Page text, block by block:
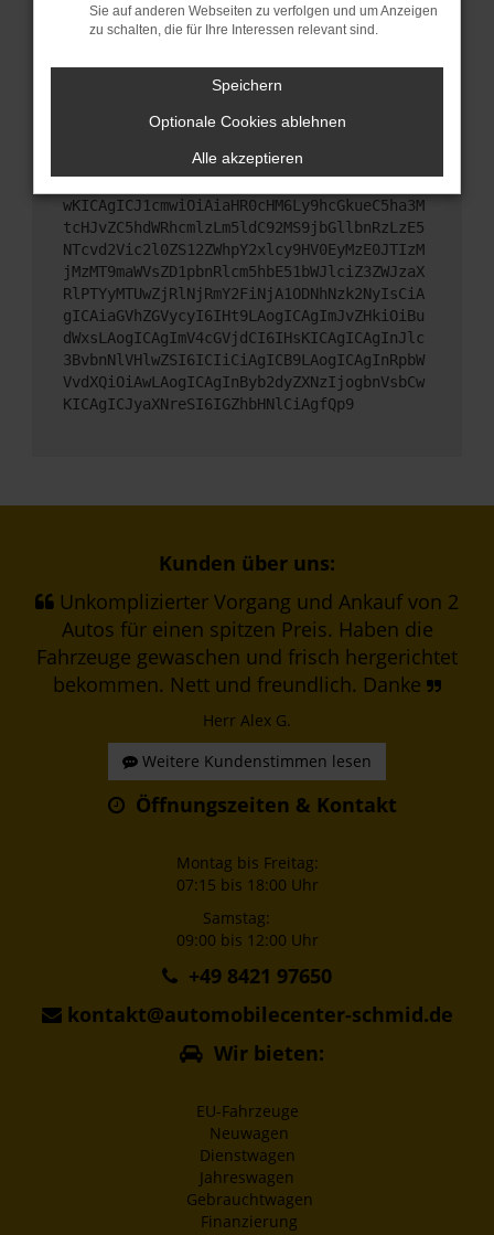
Wenn du alle oben genannten Schritte versucht
hast, kontaktiere uns bitte. Wir werden versuchen,
das Problem zu beheben. Du kannst uns diesen
Text schicken, um uns bei der Fehlersuche zu
unterstützen:
ewogICJuYW1lIjogIk5ldHdvcmtFcnJvciIsCiAgI
mNvbmZpZyI6IHsKICAgICJtZXRob2QiOiAiR0VUIi
wKICAgICJ1cmwiOiAiaHR0cHM6Ly9hcGkueC5ha3M
tcHJvZC5hdWRhcmlzLm5ldC92MS9jbGllbnRzLzE5
NTcvd2Vic2l0ZS12ZWhpY2xlcy9HV0EyMzE0JTIzM
jMzMT9maWVsZD1pbnRlcm5hbE51bWJlciZ3ZWJzaX
RlPTYyMTUwZjRlNjRmY2FiNjA1ODNhNzk2NyIsCiA
gICAiaGVhZGVycyI6IHt9LAogICAgImJvZHkiOiBu
dWxsLAogICAgImV4cGVjdCI6IHsKICAgICAgInJlc
3BvbnNlVHlwZSI6ICIiCiAgICB9LAogICAgInRpbW
VvdXQiOiAwLAogICAgInByb2dyZXNzIjogbnVsbCw
KICAgICJyaXNreSI6IGZhbHNlCiAgfQp9
Kunden über uns:
Unkomplizierter Vorgang und Ankauf von 2
Autos für einen spitzen Preis. Haben die
Fahrzeuge gewaschen und frisch hergerichtet
bekommen. Nett und freundlich. Danke
Herr Alex G.
Weitere Kundenstimmen lesen
Öffnungszeiten & Kontakt
Montag bis Freitag:
07:15 bis 18:00 Uhr
Samstag:
09:00 bis 12:00 Uhr
+49 8421 97650
kontakt@automobilecenter-schmid.de
Wir bieten:
EU-Fahrzeuge
Neuwagen
Dienstwagen
Jahreswagen
Gebrauchtwagen
Finanzierung
Sie auf anderen Webseiten zu verfolgen und um Anzeigen
zu schalten, die für Ihre Interessen relevant sind.
Speichern
Optionale Cookies ablehnen
Alle akzeptieren